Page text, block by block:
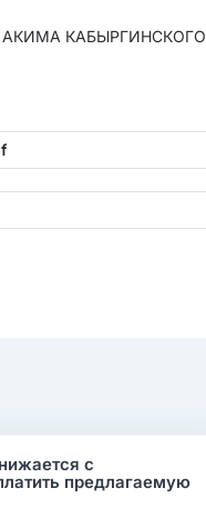
АКИМА КАБЫРГИНСКОГО
с
предлагаемую